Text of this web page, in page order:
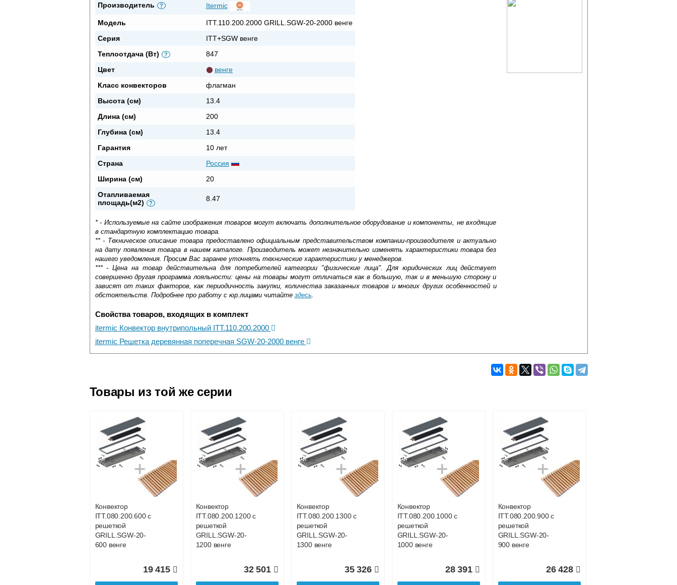
Производитель ? Itermic
Модель
ITT.110.200.2000 GRILL.SGW-20-2000 венге
Серия
ITT+SGW венге
Теплоотдача (Вт)
?
847
Цвет
венге
Класс конвекторов
флагман
Высота (см)
13.4
Длина (см)
200
Глубина (см)
13.4
Гарантия
10 лет
Страна
Россия
Ширина (см)
20
Отапливаемая
площадь(м2)
?
8.47
* - Используемые на сайте изображения товаров могут включать дополнительное оборудование и компоненты, не входящие
в стандартную комплектацию товара.
** - Техническое описание товара предоставлено официальным представительством компании-производителя и актуально
на дату появления товара в нашем каталоге. Производитель может незначительно изменять характеристики товара без
нашего уведомления. Просим Вас заранее уточнять технические характеристики у менеджеров.
*** - Цена на товар действительна для потребителей категории "физические лица". Для юридических лиц действует
совершенно другая программа лояльности: цены на товары могут отличаться как в большую, так и в меньшую сторону и
зависят от таких факторов, как периодичность закупки, количества заказанных товаров и многих других особенностей и
обстоятельств. Подробнее про работу с юр.лицами читайте здесь
Свойства товаров, входящих в комплект
itermic Конвектор внутрипольный ITT.110.200.2000
itermic Решетка деревянная поперечная SGW-20-2000 венге
Доставка сантехники по Москве и Московской области
Подъем на этаж.
до подъезда
возможность
Доставка в регионы России.
Возможные способы оплаты:
Банковской картой при получении товара как при доставке, так и самовывозом
Интернет-деньгами (Yandex-деньги, Web-money, Qiwi-кошельки и другие).
Безналичный расчёт (возможно и с НДС)
Подробнее об оплате
Товары из той же серии
Конвектор
ITT.080.200.600 с
решеткой
GRILL.SGW-20-
600 венге
19 415
Конвектор
ITT.080.200.1200 с
решеткой
GRILL.SGW-20-
1200 венге
32 501
Конвектор
ITT.080.200.1300 с
решеткой
GRILL.SGW-20-
1300 венге
35 326
Конвектор
ITT.080.200.1000 с
решеткой
GRILL.SGW-20-
1000 венге
28 391
Конвектор
ITT.080.200.900 с
решеткой
GRILL.SGW-20-
900 венге
26 428